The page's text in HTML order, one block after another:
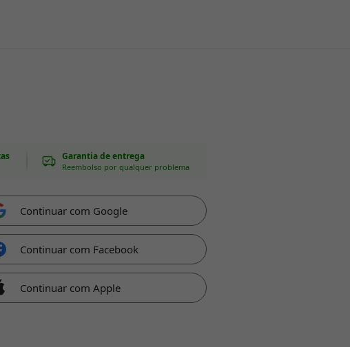
Garantia de entrega
Reembolso por qualquer problema
Continuar com Google
Continuar com Facebook
Continuar com Apple